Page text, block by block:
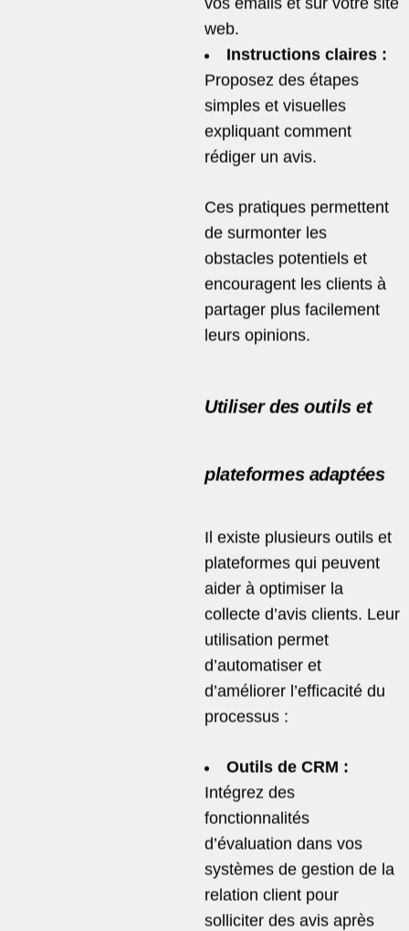
vos emails et sur votre site
web.
Instructions claires :
Proposez des étapes
simples et visuelles
expliquant comment
rédiger un avis.
Ces pratiques permettent
de surmonter les
obstacles potentiels et
encouragent les clients à
partager plus facilement
leurs opinions.
Utiliser des outils et
plateformes adaptées
Il existe plusieurs outils et
plateformes qui peuvent
aider à optimiser la
collecte d’avis clients. Leur
utilisation permet
d’automatiser et
d’améliorer l’efficacité du
processus :
Outils de CRM :
Intégrez des
fonctionnalités
d’évaluation dans vos
systèmes de gestion de la
relation client pour
solliciter des avis après